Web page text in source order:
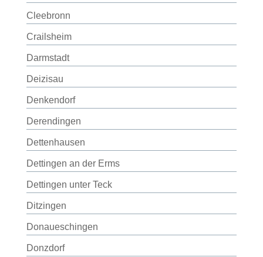
Cleebronn
Crailsheim
Darmstadt
Deizisau
Denkendorf
Derendingen
Dettenhausen
Dettingen an der Erms
Dettingen unter Teck
Ditzingen
Donaueschingen
Donzdorf